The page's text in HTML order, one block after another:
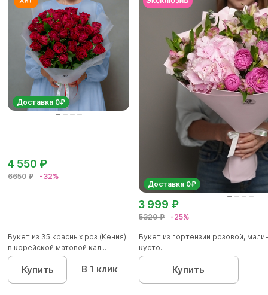
Доставка 0₽
6650 ₽ -32%
4 550 ₽
Букет из 35 красных роз (Кения)
в корейской матовой кал...
Купить В 1 клик
Доставка 0₽
5320 ₽ -25%
3 999 ₽
Букет из гортензии розовой,
кусто...
Купить